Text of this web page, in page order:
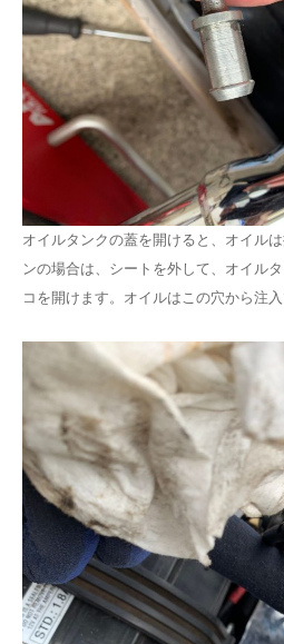
オイルタンクの蓋を開けると、オイル
ンの場合は、シートを外して、オイル
コを開けます。オイルはこの穴から注入